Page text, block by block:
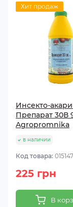
Хит продаж
Инсекто-
Препарат 30В
Agropromnika
в наличии
Код товара: 015147
225 грн
В